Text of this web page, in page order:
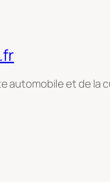
automobile et de la